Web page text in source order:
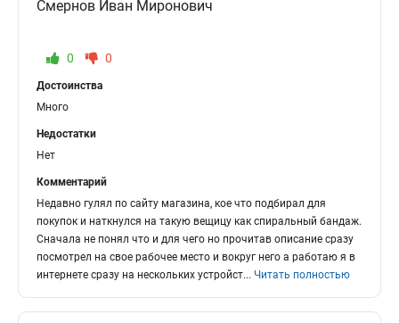
Смернов Иван Миронович
0 0
Достоинства
Много
Недостатки
Нет
Комментарий
Недавно гулял по сайту магазина, кое что подбирал для
покупок и наткнулся на такую вещицу как спиральный бандаж.
Сначала не понял что и для чего но прочитав описание сразу
посмотрел на свое рабочее место и вокруг него а работаю я в
интернете сразу на нескольких устройст... Читать полностью